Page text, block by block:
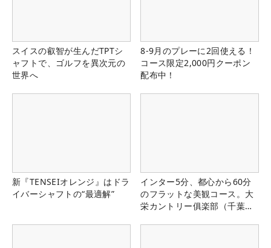
スイスの叡智が生んだTPTシ
ャフトで、ゴルフを異次元の
世界へ
8-9月のプレーに2回使える！
コース限定2,000円クーポン
配布中！
新『TENSEIオレンジ』はドラ
イバーシャフトの“最適解”
インター5分、都心から60分
のフラットな美観コース。大
栄カントリー俱楽部（千葉